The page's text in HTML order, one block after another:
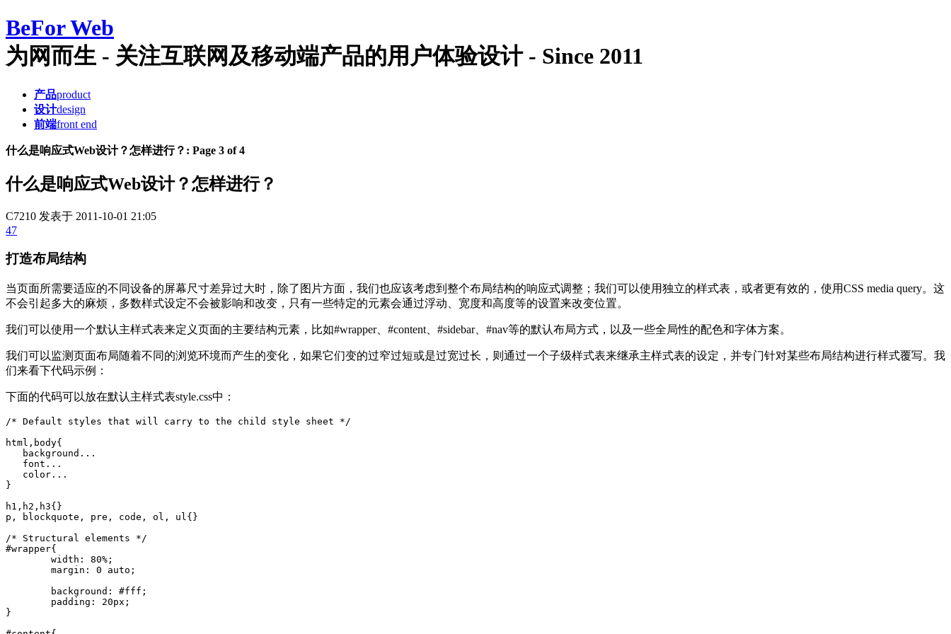
BeFor Web
为网而生 - 关注互联网及移动端产品的用户体验设计 - Since 2011
产品product
设计design
前端front end
什么是响应式Web设计？怎样进行？: Page 3 of 4
什么是响应式Web设计？怎样进行？
C7210 发表于 2011-10-01 21:05
47
打造布局结构
当页面所需要适应的不同设备的屏幕尺寸差异过大时，除了图片方面，我们也应该考虑到整个布局结构的响应式调整；我们可以使用独立的样式表，或者更有效的，使用CSS media query。这
不会引起多大的麻烦，多数样式设定不会被影响和改变，只有一些特定的元素会通过浮动、宽度和高度等的设置来改变位置。
我们可以使用一个默认主样式表来定义页面的主要结构元素，比如#wrapper、#content、#sidebar、#nav等的默认布局方式，以及一些全局性的配色和字体方案。
我们可以监测页面布局随着不同的浏览环境而产生的变化，如果它们变的过窄过短或是过宽过长，则通过一个子级样式表来继承主样式表的设定，并专门针对某些布局结构进行样式覆写。我
们来看下代码示例：
下面的代码可以放在默认主样式表style.css中：
/* Default styles that will carry to the child style sheet */
html,body{
   background...
   font...
   color...
}
h1,h2,h3{}
p, blockquote, pre, code, ol, ul{}
/* Structural elements */
#wrapper{
}